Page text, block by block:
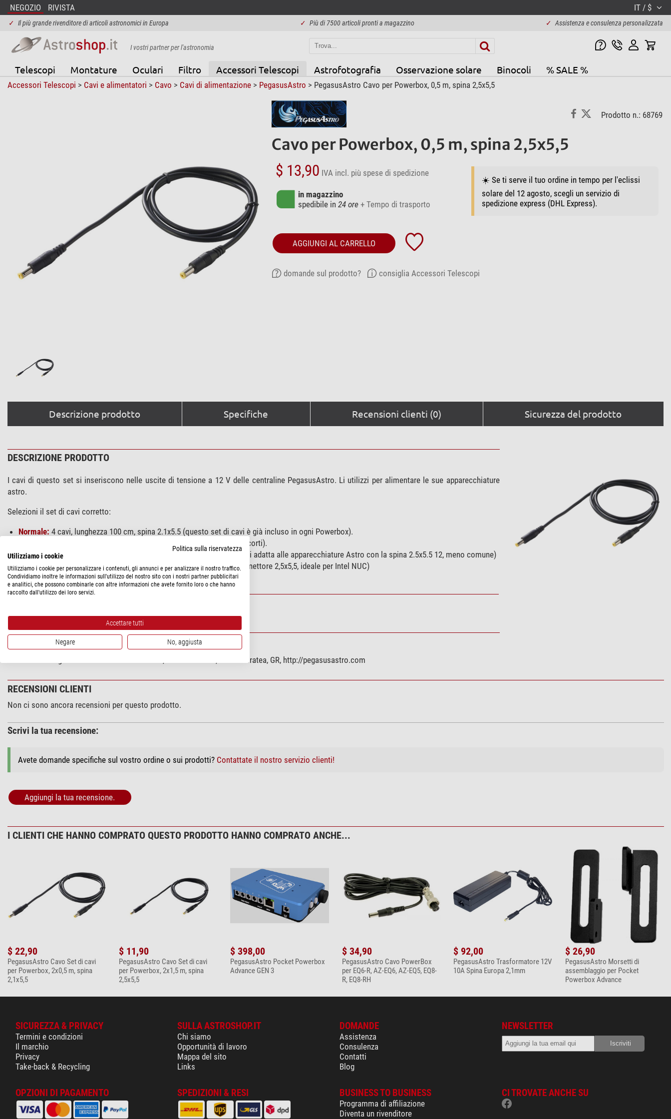
NEGOZIO RIVISTA IT / $
✓ Il più grande rivenditore di articoli astronomici in Europa ✓ Più di 7500 articoli pronti a magazzino ✓ Assistenza e consulenza personalizzata
I vostri partner per l'astronomia
Telescopi Montature Oculari Filtro Accessori Telescopi Astrofotografia Osservazione solare Binocoli % SALE %
Accessori Telescopi > Cavi e alimentatori > Cavo > Cavi di alimentazione> PegasusAstro > PegasusAstro Cavo per Powerbox, 0,5 m, spina 2,5x5,5
Prodotto n.: 68769
Cavo per Powerbox, 0,5 m, spina 2,5x5,5
$ 13,90 IVA incl. più spese di spedizione
in magazzino
spedibile in 24 ore + Tempo di trasporto
☀️ Se ti serve il tuo ordine in tempo per l'eclissi
solare del 12 agosto, scegli un servizio di
spedizione express (DHL Express).
AGGIUNGI AL CARRELLO
domande sul prodotto? consiglia Accessori Telescopi
Descrizione prodotto Specifiche Recensioni clienti (0) Sicurezza del prodotto
DESCRIZIONE PRODOTTO
I cavi di questo set si inseriscono nelle uscite di tensione a 12 V delle centraline PegasusAstro. Li utilizzi per alimentare le sue apparecchiature
astro.
Selezioni il set di cavi corretto:
Normale: 4 cavi, lunghezza 100 cm, spina 2.1x5.5 (questo set di cavi è già incluso in ogni Powerbox).
2 cavi, lunghezza 50 cm, spina 2.1x5.5 (Questo set ha cavi più corti).
2.5x5.5:2 cavi, lunghezza 180 cm, spina 2.5x5.5 (Questo set di cavi si adatta alle apparecchiature Astro con la spina 2.5x5.5 12, meno comune)
Intel NUC1 cavo, lunghezza 50 cm, spina 2,5x5,5 (cavo corto con connettore 2,5x5,5, ideale per Intel NUC)
SICUREZZA DEL PRODOTTO
Pegasus Astro Co. LTD GR Branch, Kolokotroni 10, 19001 Keratea, GR, http://pegasusastro.com
RECENSIONI CLIENTI
Non ci sono ancora recensioni per questo prodotto.
Scrivi la tua recensione:
Avete domande specifiche sul vostro ordine o sui prodotti? Contattate il nostro servizio clienti!
Aggiungi la tua recensione.
I CLIENTI CHE HANNO COMPRATO QUESTO PRODOTTO HANNO COMPRATO ANCHE...
$ 22,90
PegasusAstro Cavo Set di cavi
per Powerbox, 2x0,5 m, spina
2,1x5,5
$ 11,90
PegasusAstro Cavo Set di cavi
per Powerbox, 2x1,5 m, spina
2,5x5,5
$ 398,00
PegasusAstro Pocket Powerbox
Advance GEN 3
$ 34,90
PegasusAstro Cavo PowerBox
per EQ6-R, AZ-EQ6, AZ-EQ5, EQ8-
R, EQ8-RH
$ 92,00
PegasusAstro Trasformatore 12V
10A Spina Europa 2,1mm
$ 26,90
PegasusAstro Morsetti di
assemblaggio per Pocket
Powerbox Advance
SICUREZZA & PRIVACY
Termini e condizioni
Il marchio
Privacy
Take-back & Recycling
SULLA ASTROSHOP.IT
Chi siamo
Opportunità di lavoro
Mappa del sito
Links
DOMANDE
Assistenza
Consulenza
Contatti
Blog
NEWSLETTER
OPZIONI DI PAGAMENTO SPEDIZIONI & RESI BUSINESS TO BUSINESS
Programma di affiliazione
Diventa un rivenditore
CI TROVATE ANCHE SU
Politica sulla riservatezza
Utilizziamo i cookie
Utilizziamo i cookie per personalizzare i contenuti, gli annunci e per analizzare il nostro traffico.
Condividiamo inoltre le informazioni sull'utilizzo del nostro sito con i nostri partner pubblicitari
e analitici, che possono combinarle con altre informazioni che avete fornito loro o che hanno
raccolto dall'utilizzo dei loro servizi.
Accettare tutti
Negare No, aggiusta